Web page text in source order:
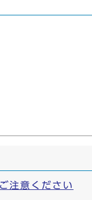
注意ください